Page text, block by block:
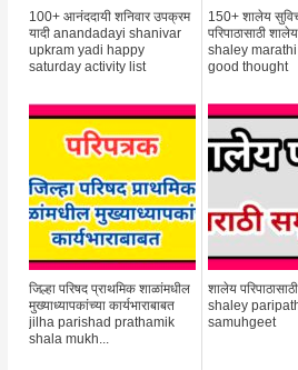
100+ आनंददायी शनिवार उपक्रम
यादी anandadayi shanivar
upkram yadi happy
saturday activity list
150+ शालेय
परिपाठासाठी
shaley
good thought
जिल्हा परिषद प्राथमिक शाळांमधील
मुख्याध्यापकांच्या कार्यभाराबाबत
jilha parishad prathamik
shala mukh...
शालेय
shaley
samuhgeet